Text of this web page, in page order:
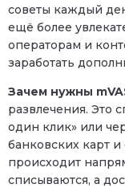
советы каждый
ещё более
операторам и
заработать
Зачем нужны
развлечения. Это
один клик» или
банковских карт
происходит
списываются, а